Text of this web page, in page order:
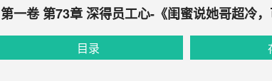
第一卷 第73章 深得员工心-《闺蜜说她哥超冷，
目录